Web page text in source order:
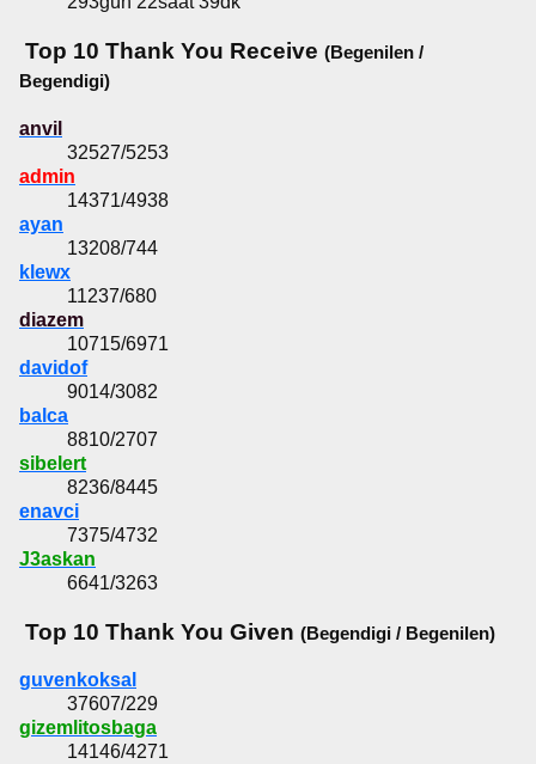
Top 10 Thank You Receive (Begenilen /
Begendigi)
anvil
32527/5253
admin
14371/4938
ayan
13208/744
klewx
11237/680
diazem
10715/6971
davidof
9014/3082
balca
8810/2707
sibelert
8236/8445
enavci
7375/4732
J3askan
6641/3263
Top 10 Thank You Given (Begendigi / Begenilen)
guvenkoksal
37607/229
gizemlitosbaga
14146/4271